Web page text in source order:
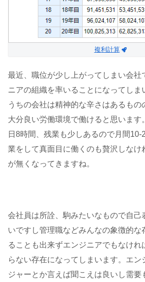
複利計算
最近、職位が少し上がってしまい会社
ニアの組織を率いることになってしま
うちの会社は精神的な辛さはあるもの
大分良い労働環境で働けると思います
日8時間、残業も少しあるので月間10-
業をして真面目に働くのも贅沢しなけ
が無くなってきますね。
会社員は所詮、駒みたいなもので自己
いですし管理職などみんなの象徴的な
ることも出来ずエンジニアでもなけれ
らない存在になってしまいます。エン
ジャーとか言えば聞こえは良いし需要